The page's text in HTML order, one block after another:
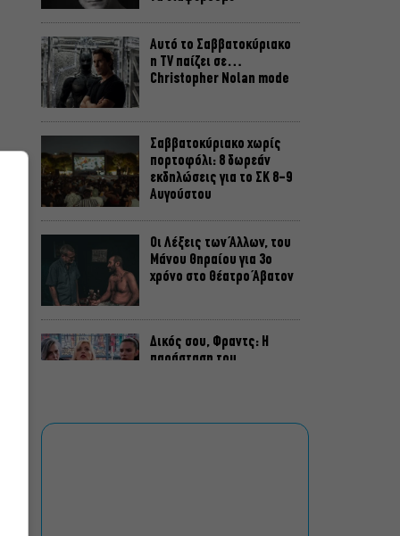
Αυτό το Σαββατοκύριακο
η TV παίζει σε…
Christopher Nolan mode
Σαββατοκύριακο χωρίς
πορτοφόλι: 8 δωρεάν
εκδηλώσεις για το ΣΚ 8-9
Αυγούστου
Οι Λέξεις των Άλλων, του
Μάνου Θηραίου για 3ο
χρόνο στο Θέατρο Άβατον
Δικός σου, Φραντς: Η
παράσταση του